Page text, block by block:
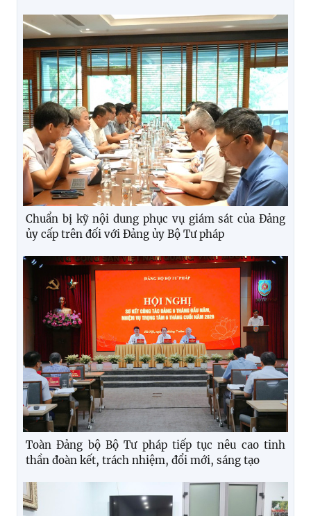
Chuẩn bị kỹ nội dung phục vụ giám sát của Đảng
ủy cấp trên đối với Đảng ủy Bộ Tư pháp
Toàn Đảng bộ Bộ Tư pháp tiếp tục nêu cao tinh
thần đoàn kết, trách nhiệm, đổi mới, sáng tạo